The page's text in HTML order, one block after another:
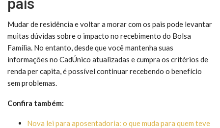
pais
Mudar de residência e voltar a morar com os pais pode levantar
muitas dúvidas sobre o impacto no recebimento do Bolsa
Família. No entanto, desde que você mantenha suas
informações no CadÚnico atualizadas e cumpra os critérios de
renda per capita, é possível continuar recebendo o benefício
sem problemas.
Confira também:
Nova lei para aposentadoria: o que muda para quem teve